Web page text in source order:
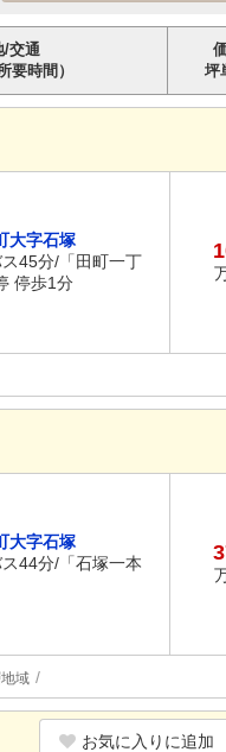
/交通
要時間）
坪
大字石塚
ス45分/「田町一丁
停歩1分
大字石塚
44分/「石塚一本
域
お気に入りに追加